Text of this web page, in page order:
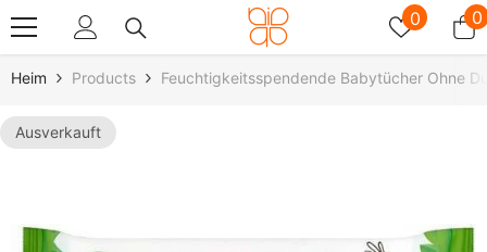
0 00
Heim Products Feuchtigkeitsspendende Babytücher Ohne
Ausverkauft